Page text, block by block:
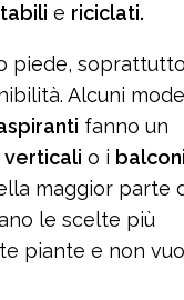
e riciclati.
piede,
Alcuni
fanno un
verticali o i
maggior parte
le scelte più
piante e non